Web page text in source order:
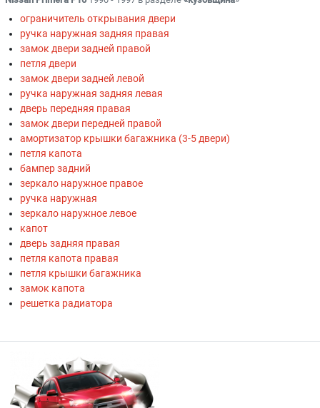
ограничитель открывания двери
ручка наружная задняя правая
замок двери задней правой
петля двери
замок двери задней левой
ручка наружная задняя левая
дверь передняя правая
замок двери передней правой
амортизатор крышки багажника (3-5 двери)
петля капота
бампер задний
зеркало наружное правое
ручка наружная
зеркало наружное левое
капот
дверь задняя правая
петля капота правая
петля крышки багажника
замок капота
решетка радиатора